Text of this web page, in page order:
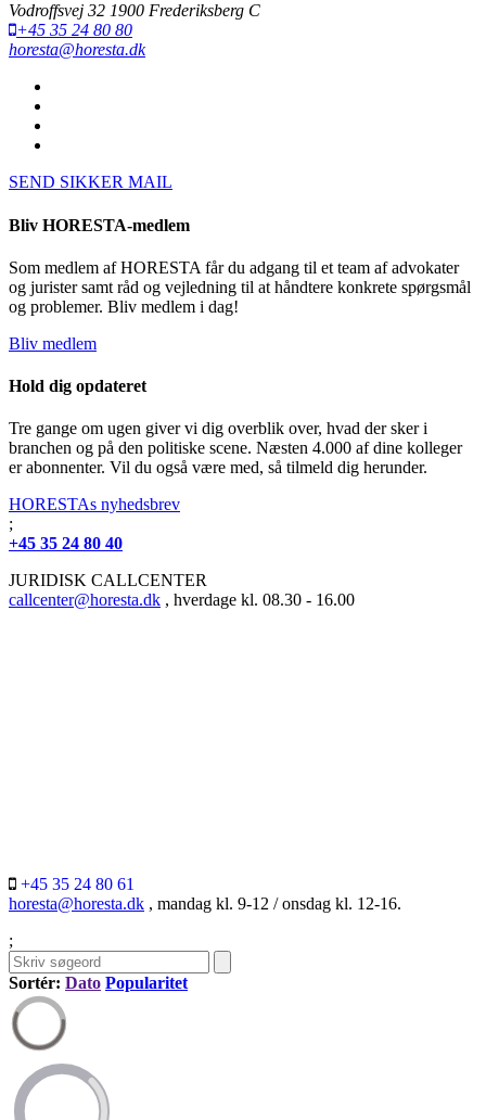
Vodroffsvej 32 1900 Frederiksberg C
+45 35 24 80 80
horesta@horesta.dk
SEND SIKKER MAIL
Bliv HORESTA-medlem
Som medlem af HORESTA får du adgang til et team af advokater
og jurister samt råd og vejledning til at håndtere konkrete spørgsmål
og problemer. Bliv medlem i dag!
Bliv medlem
Hold dig opdateret
Tre gange om ugen giver vi dig overblik over, hvad der sker i
branchen og på den politiske scene. Næsten 4.000 af dine kolleger
er abonnenter. Vil du også være med, så tilmeld dig herunder.
HORESTAs nyhedsbrev
;
+45 35 24 80 40
JURIDISK CALLCENTER
callcenter@horesta.dk , hverdage kl. 08.30 - 16.00
+45 35 24 80 61
horesta@horesta.dk , mandag kl. 9-12 / onsdag kl. 12-16.
;
Sortér: Dato Popularitet